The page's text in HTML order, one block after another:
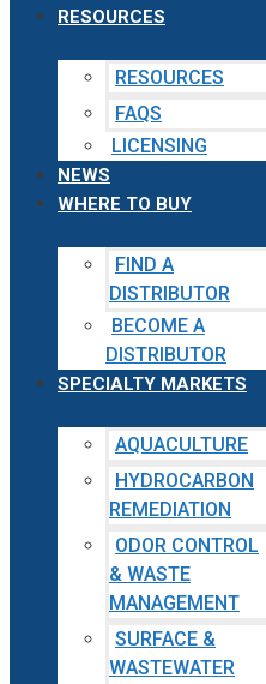
RESOURCES
RESOURCES
FAQS
LICENSING
NEWS
WHERE TO BUY
FIND A
DISTRIBUTOR
BECOME A
DISTRIBUTOR
SPECIALTY MARKETS
AQUACULTURE
HYDROCARBON
REMEDIATION
ODOR CONTROL
& WASTE
MANAGEMENT
SURFACE &
WASTEWATER